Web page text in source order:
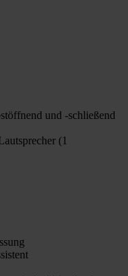
und -schließend
(1